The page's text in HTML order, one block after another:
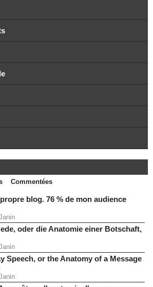
Commentées
blog. 76 % de mon audience
oder die Anatomie einer Botschaft,
Speech, or the Anatomy of a Message